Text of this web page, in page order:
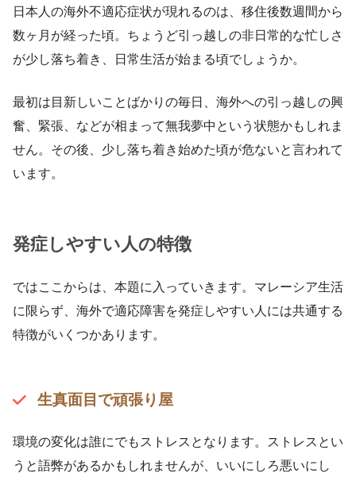
日本人の海外不適応症状が現れるのは、移住後数週間から
数ヶ月が経った頃。ちょうど引っ越しの非日常的な忙しさ
が少し落ち着き、日常生活が始まる頃でしょうか。
最初は目新しいことばかりの毎日、海外への引っ越しの興
奮、緊張、などが相まって無我夢中という状態かもしれま
せん。その後、少し落ち着き始めた頃が危ないと言われて
います。
発症しやすい人の特徴
ではここからは、本題に入っていきます。マレーシア生活
に限らず、海外で適応障害を発症しやすい人には共通する
特徴がいくつかあります。
生真面目で頑張り屋
環境の変化は誰にでもストレスとなります。ストレスとい
うと語弊があるかもしれませんが、いいにしろ悪いにし